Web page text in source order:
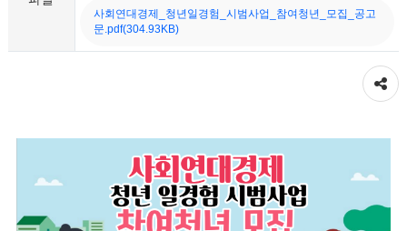
사회연대경제_청년일경험_시범사업_참여청년_모집_공고
문.pdf(304.93KB)
공유하기